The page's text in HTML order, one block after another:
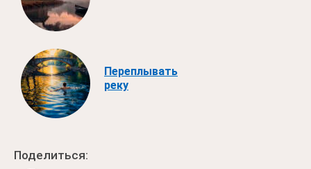
Переплывать
реку
Поделиться: